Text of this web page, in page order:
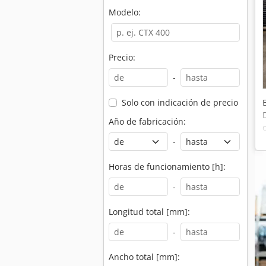
Modelo:
Precio:
-
Solo con indicación de precio
Año de fabricación:
-
Horas de funcionamiento [h]:
-
Longitud total [mm]:
-
Ancho total [mm]: